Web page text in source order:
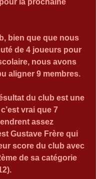
la prochaine
bien que que nous
de 4 joueurs pour
nous avons
aligner 9 membres.
du club est une
vrai que 7
assez
Gustave Frère qui
score du club avec
de sa catégorie